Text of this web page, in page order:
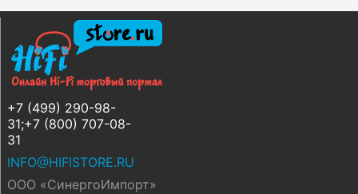
+7 (499) 290-98-
31;+7 (800) 707-08-
31
INFO@HIFISTORE.RU
ООО «СинергоИмпорт»